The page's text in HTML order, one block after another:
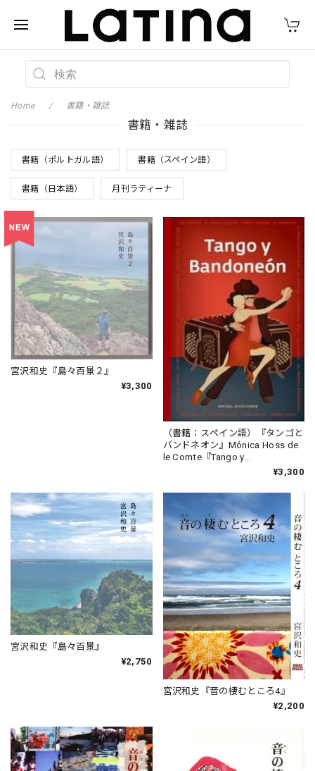
Home 書籍・雑誌
書籍・雑誌
書籍（ポルトガル語） 書籍（スペイン語）
書籍（日本語） 月刊ラティーナ
宮沢和史『島々百景２』
¥3,300
（書籍：スペイン語）『タンゴと
バンドネオン』Mónica Hoss de
le Comte『Tango y
¥3,300
宮沢和史『島々百景』
¥2,750
宮沢和史『音の棲むところ4』
¥2,200